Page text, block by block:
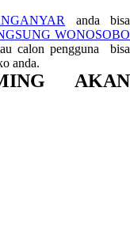
anda bisa
WONOSOBO
calon pengguna bisa
anda.
AKAN